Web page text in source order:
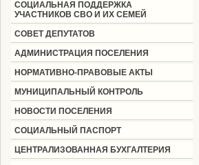
СОЦИАЛЬНАЯ ПОДДЕРЖКА
УЧАСТНИКОВ СВО И ИХ СЕМЕЙ
СОВЕТ ДЕПУТАТОВ
АДМИНИСТРАЦИЯ ПОСЕЛЕНИЯ
НОРМАТИВНО-ПРАВОВЫЕ АКТЫ
МУНИЦИПАЛЬНЫЙ КОНТРОЛЬ
НОВОСТИ ПОСЕЛЕНИЯ
СОЦИАЛЬНЫЙ ПАСПОРТ
ЦЕНТРАЛИЗОВАННАЯ БУХГАЛТЕРИЯ